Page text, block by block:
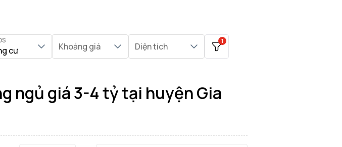
cư Khoảng giá Diện tích
1
ngủ giá 3-4 tỷ tại huyện Gia